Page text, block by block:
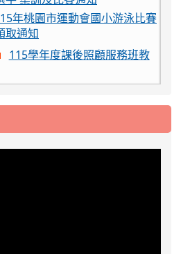
取通知
115學年度課後照顧服務班教